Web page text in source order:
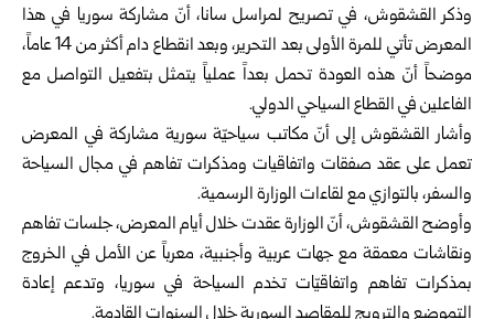
وذكر القشقوش، في تصريح لمراسل سانا، أنّ مشاركة سوريا في هذا
المعرض تأتي للمرة الأولى بعد التحرير، وبعد انقطاع دام أكثر من 14 عاماً،
موضحاً أنّ هذه العودة تحمل بعداً عملياً يتمثل بتفعيل التواصل مع
الفاعلين في القطاع السياحي الدولي.
وأشار القشقوش إلى أنّ مكاتب سياحيّة سورية مشاركة في المعرض
تعمل على عقد صفقات واتفاقيات ومذكرات تفاهم في مجال السياحة
والسفر، بالتوازي مع لقاءات الوزارة الرسمية.
وأوضح القشقوش، أنّ الوزارة عقدت خلال أيام المعرض، جلسات تفاهم
ونقاشات معمقة مع جهات عربية وأجنبية، معرباً عن الأمل في الخروج
بمذكرات تفاهم واتفاقيّات تخدم السياحة في سوريا، وتدعم إعادة